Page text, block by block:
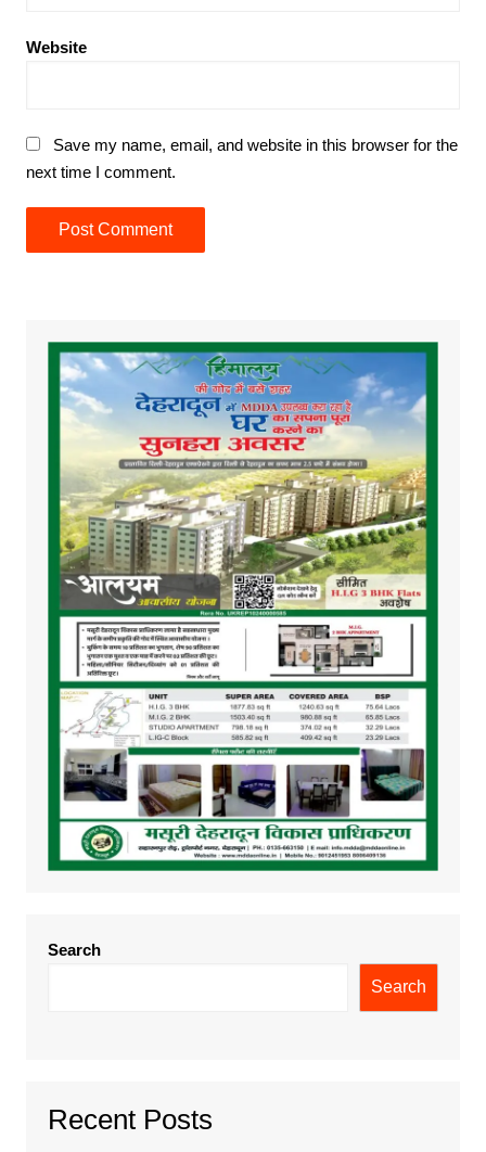
Website
Save my name, email, and website in this browser for the
next time I comment.
Search
Search
Recent Posts